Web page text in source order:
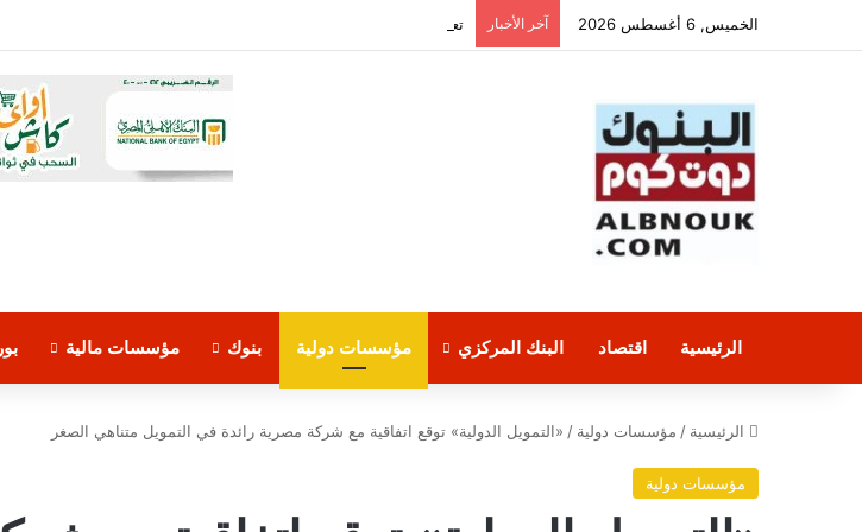
الخميس, 6 أغسطس 2026 آخر الأخبار تعليمات جديدة من “المركزي المصري” بخصوص بيانات الشمول المالي
الرئيسية اقتصاد البنك المركزي مؤسسات دولية بنوك مؤسسات مالية
الرئيسية / مؤسسات دولية / «التمويل الدولية» توقع اتفاقية مع شركة مصرية رائدة في التمويل متناهي الصغر
مؤسسات دولية